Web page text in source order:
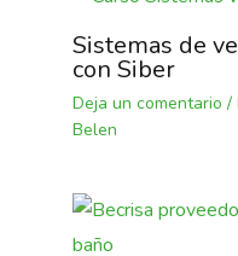
Sistemas de
con Siber
Deja un comentario /
Belen